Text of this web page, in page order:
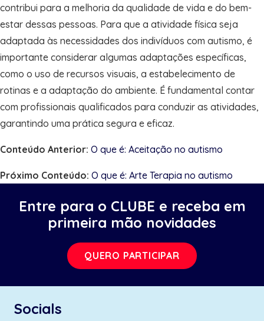
contribui para a melhoria da qualidade de vida e do bem-
estar dessas pessoas. Para que a atividade física seja
adaptada às necessidades dos indivíduos com autismo, é
importante considerar algumas adaptações específicas,
como o uso de recursos visuais, a estabelecimento de
rotinas e a adaptação do ambiente. É fundamental contar
com profissionais qualificados para conduzir as atividades,
garantindo uma prática segura e eficaz.
Conteúdo Anterior: O que é: Aceitação no autismo
Próximo Conteúdo: O que é: Arte Terapia no autismo
Entre para o CLUBE e receba em
primeira mão novidades
QUERO PARTICIPAR
Socials